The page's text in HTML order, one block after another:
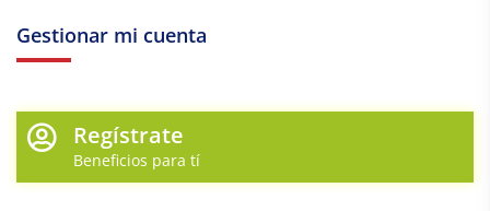
Gestionar mi cuenta
Regístrate
Beneficios para tí